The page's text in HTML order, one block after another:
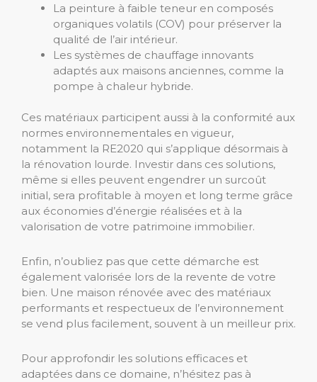
La peinture à faible teneur en composés
organiques volatils (COV) pour préserver la
qualité de l’air intérieur.
Les systèmes de chauffage innovants
adaptés aux maisons anciennes, comme la
pompe à chaleur hybride.
Ces matériaux participent aussi à la conformité aux
normes environnementales en vigueur,
notamment la RE2020 qui s’applique désormais à
la rénovation lourde. Investir dans ces solutions,
même si elles peuvent engendrer un surcoût
initial, sera profitable à moyen et long terme grâce
aux économies d’énergie réalisées et à la
valorisation de votre patrimoine immobilier.
Enfin, n’oubliez pas que cette démarche est
également valorisée lors de la revente de votre
bien. Une maison rénovée avec des matériaux
performants et respectueux de l’environnement
se vend plus facilement, souvent à un meilleur prix.
Pour approfondir les solutions efficaces et
adaptées dans ce domaine, n’hésitez pas à